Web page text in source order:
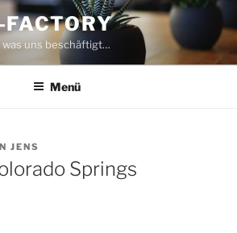
was uns beschäftigt…
Menü
JENS
Springs